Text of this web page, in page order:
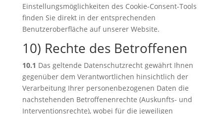
Einstellungsmöglichkeiten des Cookie-Consent-Tools
finden Sie direkt in der entsprechenden
Benutzeroberfläche auf unserer Website.
10) Rechte des Betroffenen
10.1 Das geltende Datenschutzrecht gewährt Ihnen
gegenüber dem Verantwortlichen hinsichtlich der
Verarbeitung Ihrer personenbezogenen Daten die
nachstehenden Betroffenenrechte (Auskunfts- und
Interventionsrechte), wobei für die jeweiligen